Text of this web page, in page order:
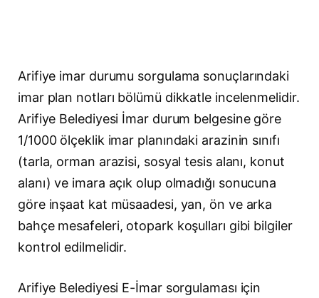
Arifiye imar durumu sorgulama sonuçlarındaki
imar plan notları bölümü dikkatle incelenmelidir.
Arifiye Belediyesi İmar durum belgesine göre
1/1000 ölçeklik imar planındaki arazinin sınıfı
(tarla, orman arazisi, sosyal tesis alanı, konut
alanı) ve imara açık olup olmadığı sonucuna
göre inşaat kat müsaadesi, yan, ön ve arka
bahçe mesafeleri, otopark koşulları gibi bilgiler
kontrol edilmelidir.
Arifiye Belediyesi E-İmar sorgulaması için